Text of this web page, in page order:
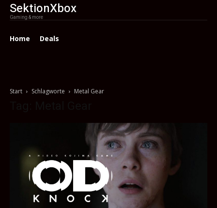
SektionXbox
Gaming & more
Home Deals
Start Schlagworte Metal Gear